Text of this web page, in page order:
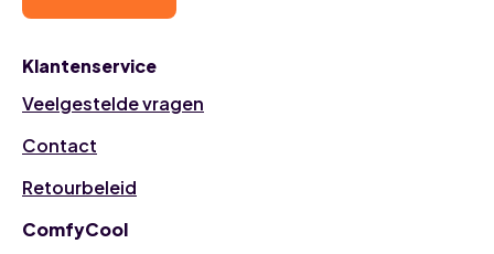
Klantenservice
Veelgestelde vragen
Contact
Retourbeleid
ComfyCool